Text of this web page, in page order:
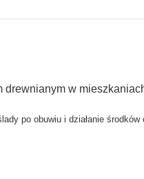
drewnianym w
po obuwiu i działanie